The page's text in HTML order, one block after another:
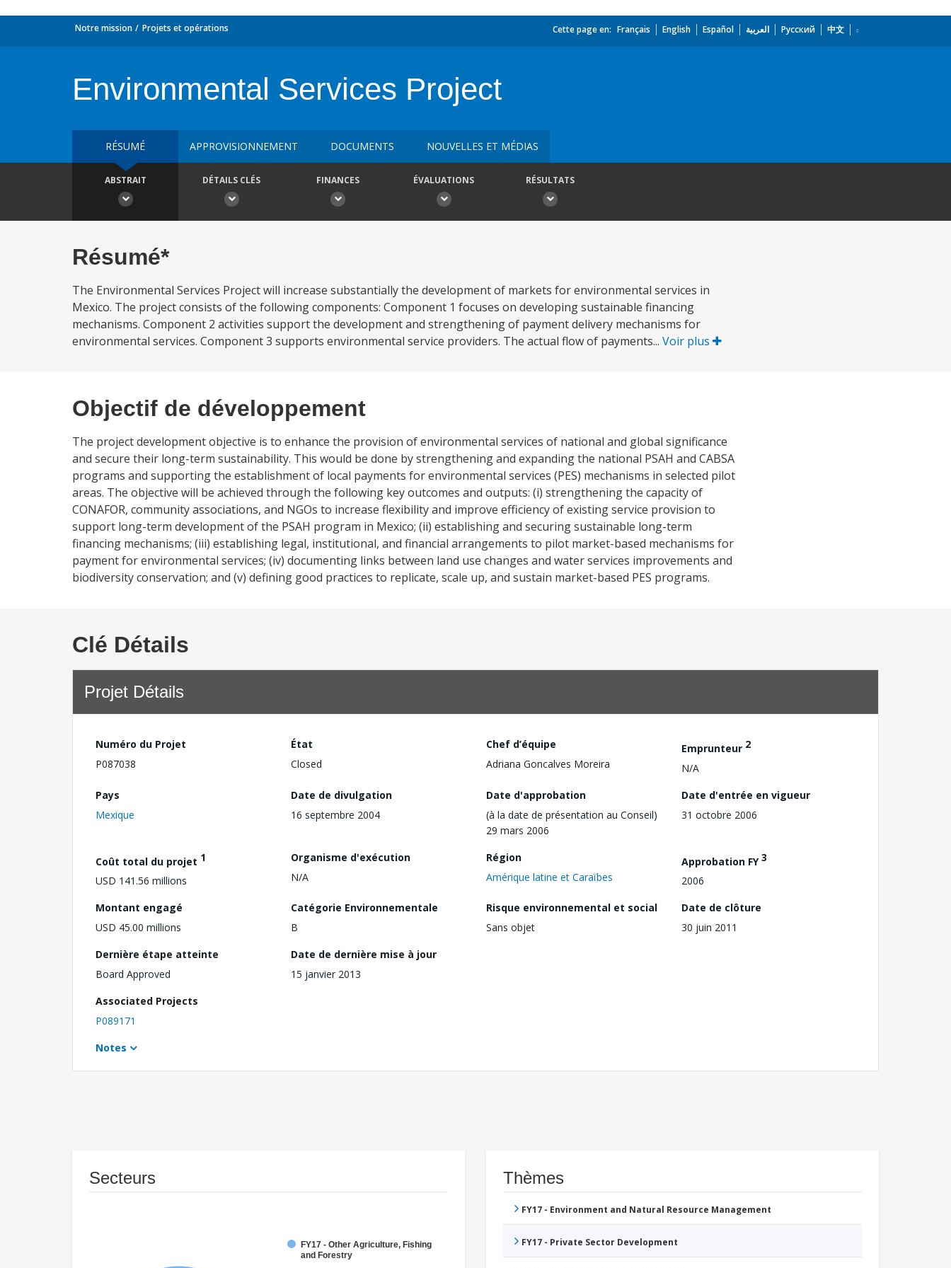
Notre mission Projets et opérations Cette page en: Français English Español العربية Русский 中文
Environmental Services Project
RÉSUMÉ APPROVISIONNEMENT DOCUMENTS NOUVELLES ET MÉDIAS
ABSTRAIT DÉTAILS CLÉS FINANCES ÉVALUATIONS RÉSULTATS
Résumé*
The Environmental Services Project will increase substantially the development of markets for environmental services in
Mexico. The project consists of the following components: Component 1 focuses on developing sustainable financing
mechanisms. Component 2 activities support the development and strengthening of payment delivery mechanisms for
environmental services. Component 3 supports environmental service providers. The actual flow of payments... Voir plus
Objectif de développement
The project development objective is to enhance the provision of environmental services of national and global significance
and secure their long-term sustainability. This would be done by strengthening and expanding the national PSAH and CABSA
programs and supporting the establishment of local payments for environmental services (PES) mechanisms in selected pilot
areas. The objective will be achieved through the following key outcomes and outputs: (i) strengthening the capacity of
CONAFOR, community associations, and NGOs to increase flexibility and improve efficiency of existing service provision to
support long-term development of the PSAH program in Mexico; (ii) establishing and securing sustainable long-term
financing mechanisms; (iii) establishing legal, institutional, and financial arrangements to pilot market-based mechanisms for
payment for environmental services; (iv) documenting links between land use changes and water services improvements and
biodiversity conservation; and (v) defining good practices to replicate, scale up, and sustain market-based PES programs.
Clé Détails
Projet Détails
Numéro du Projet
P087038
État
Closed
Chef d’équipe
Adriana Goncalves Moreira
Emprunteur 2
N/A
Pays
Mexique
Date de divulgation
16 septembre 2004
Date d'approbation
(à la date de présentation au Conseil)
29 mars 2006
Date d'entrée en vigueur
31 octobre 2006
Coût total du projet 1
USD 141.56 millions
Organisme d'exécution
N/A
Région
Amérique latine et Caraïbes
Approbation FY3
2006
Montant engagé
USD 45.00 millions
Catégorie Environnementale
B
Risque environnemental et social
Sans objet
Date de clôture
30 juin 2011
Dernière étape atteinte
Board Approved
Date de dernière mise à jour
15 janvier 2013
Associated Projects
P089171
Notes
Secteurs
FY17 - Other Agriculture, Fishing
and Forestry
Thèmes
FY17 - Environment and Natural Resource Management
FY17 - Private Sector Development